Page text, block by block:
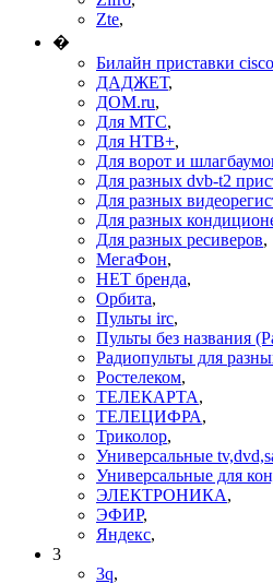
Zte,
�
Билайн приставки
ДАДЖЕТ,
ДОМ.ru,
Для МТС,
Для НТВ+,
Для ворот и
Для разных dvb-t2
Для разных
Для разных
Для разных ресиверов,
МегаФон,
НЕТ бренда,
Орбита,
Пульты irc,
Пульты без названия
Радиопульты для
Ростелеком,
ТЕЛЕКАРТА,
ТЕЛЕЦИФРА,
Триколор,
Универсальные
Универсальные для
ЭЛЕКТРОНИКА,
ЭФИР,
Яндекс,
3
3q,